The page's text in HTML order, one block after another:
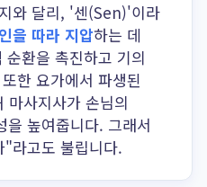
와 달리, '센(Sen)'이라
을 따라 지압하는 데
환을 촉진하고 기의
한 요가에서 파생된
마사지사가 손님의
을 높여줍니다. 그래서
라고도 불립니다.